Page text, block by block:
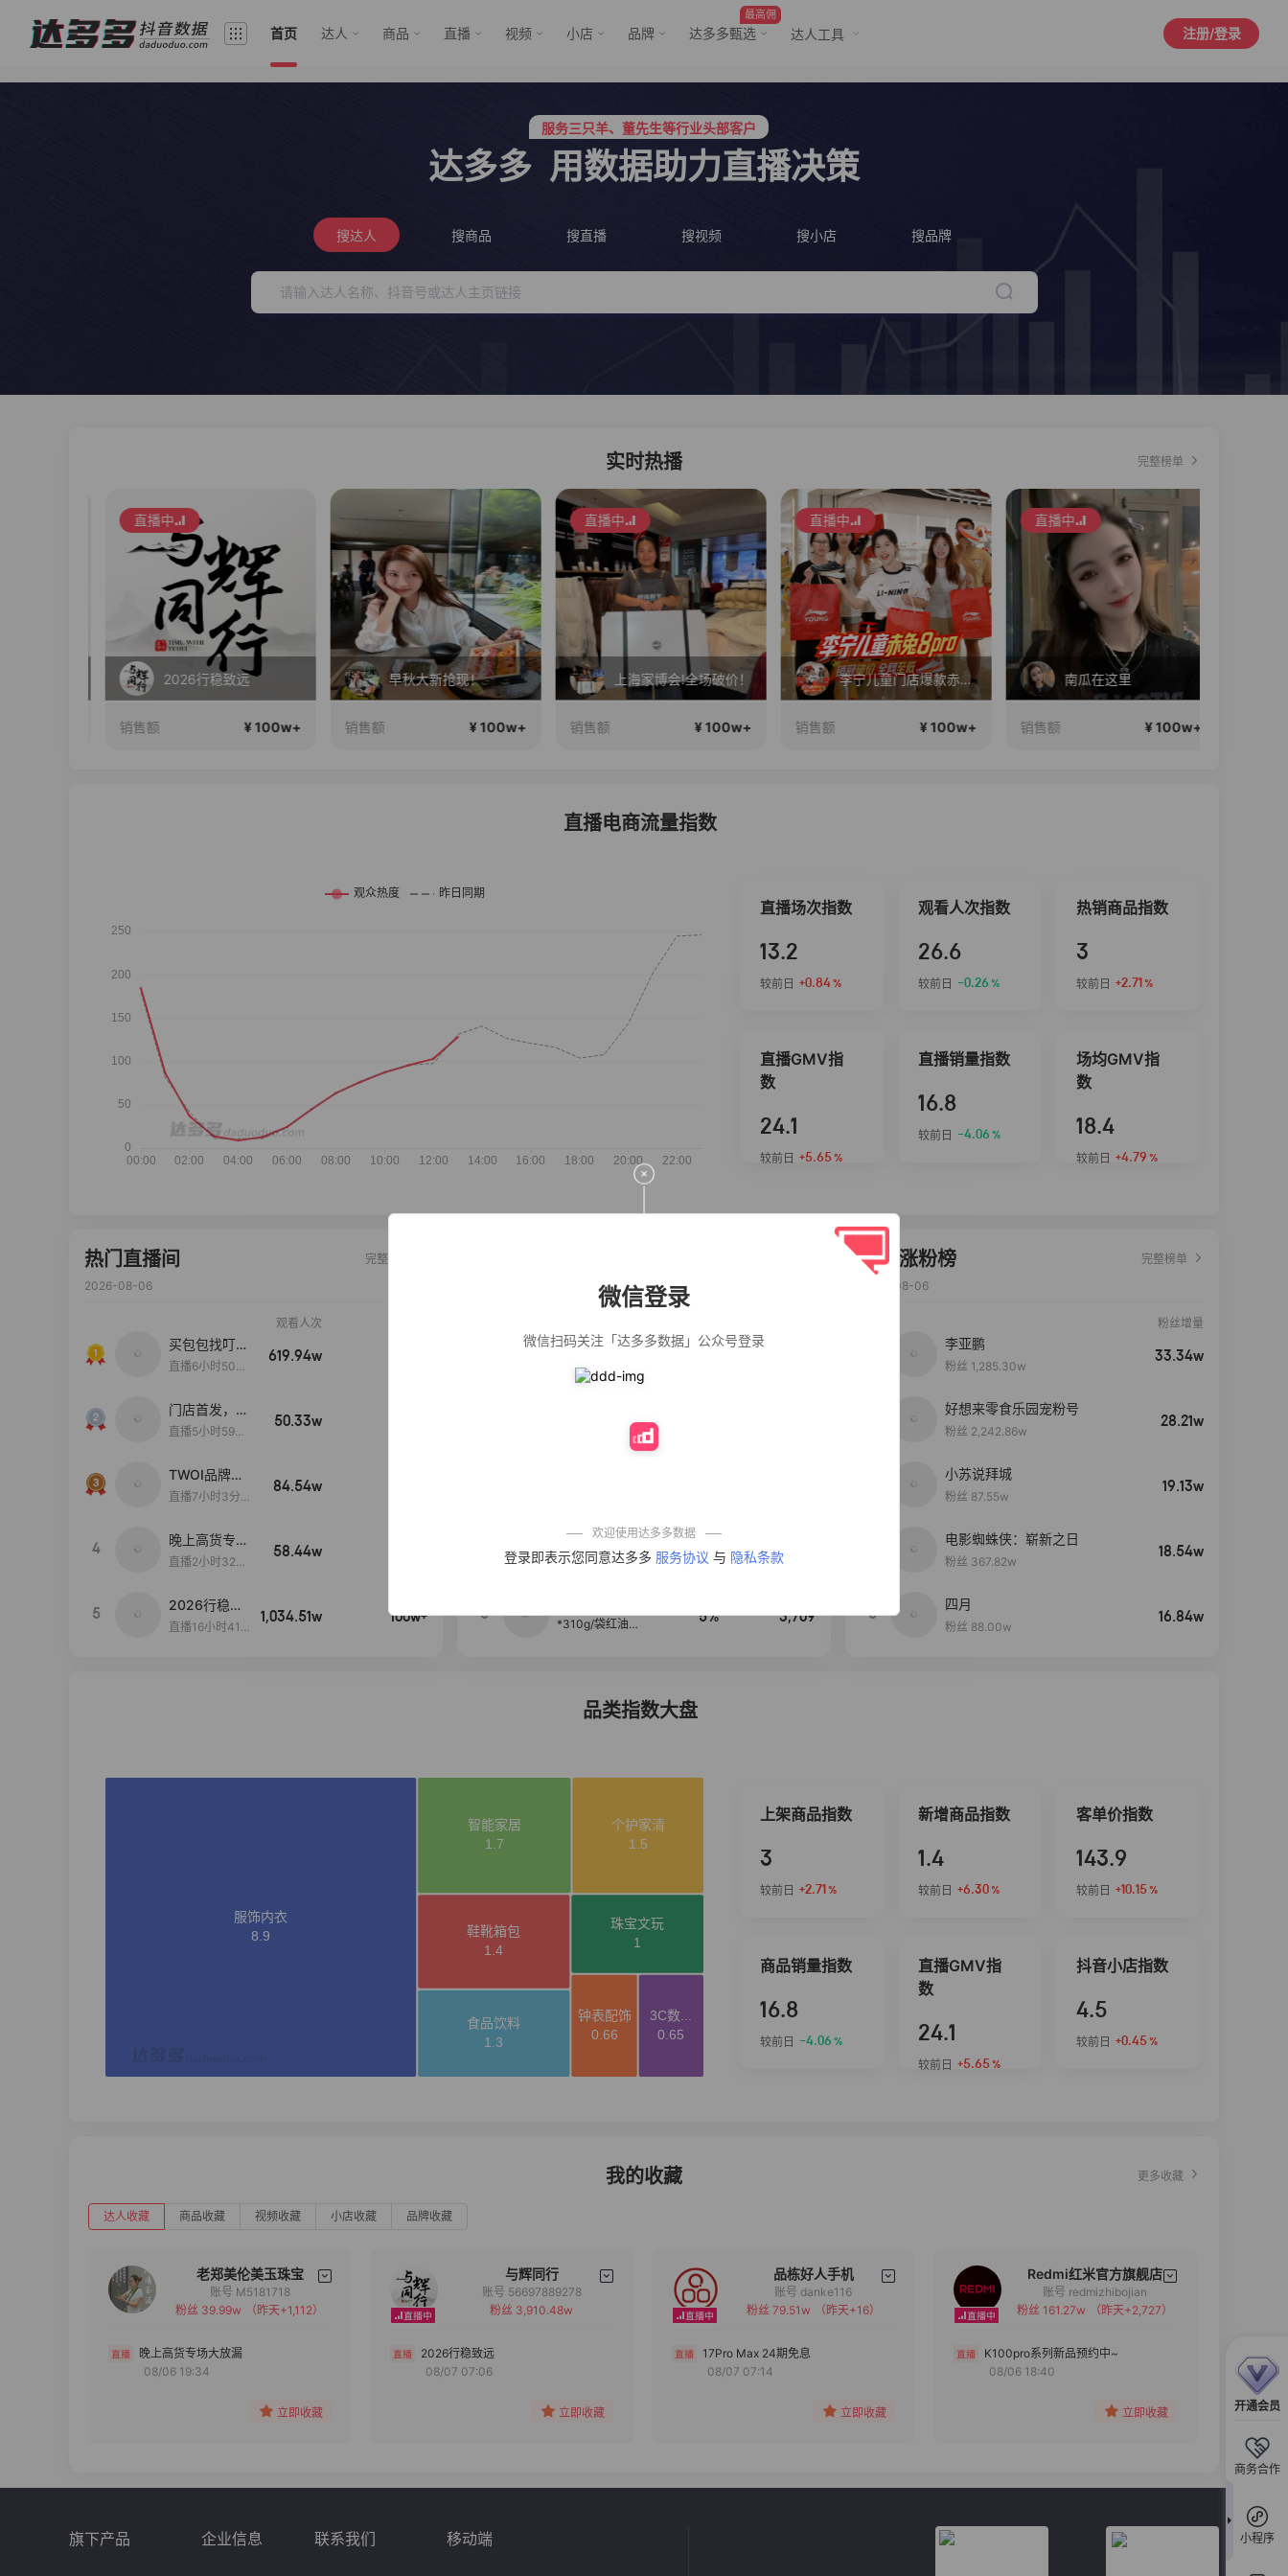
首页 达人 商品 直播 视频 小店 品牌
最高佣
达多多甄选 达人工具 注册/登录
开通会员
商务合作
小程序
微信登录
微信扫码关注「达多多数据」公众号登录
欢迎使用达多多数据
登录即表示您同意达多多 服务协议 与 隐私条款
服务三只羊、董先生等行业头部客户
行业价格屠夫，年卡会员低至798/年
服务三只羊、董先生等行业头部客户
达多多 用数据助力直播决策
搜达人 搜商品 搜直播 搜视频 搜小店 搜品牌
实时热播 完整榜单
直播中
2026行稳致远
销售额 ¥ 100w+
早秋大新抢现！
销售额 ¥ 100w+
直播中
上海家博会!全场破价！
销售额 ¥ 100w+
直播中
李宁儿童门店爆款赤兔8pro终于有货了，全网销冠刷新历史底价
销售额 ¥ 100w+
直播中
南瓜在这里
销售额 ¥ 100w+
直播电商流量指数
直播场次指数
13.2
较前日 +0.84%
观看人次指数
26.6
较前日 -0.26 %
热销商品指数
3
较前日 +2.71 %
直播GMV指
数
24.1
较前日 +5.65 %
直播销量指数
16.8
较前日 -4.06 %
场均GMV指
数
18.4
较前日 +4.79 %
热门直播间
完整榜单
2026-08-06
观看人次
买包包找叮
当,一折购！
直播6小时50分
619.94w
门店首发，秋
款大上新！！
直播5小时59分
50.33w
TWOI品牌直
播间新款上
直播7小时3分5
84.54w
4
晚上高货专场
大放漏
直播2小时32分
58.44w
5
2026行稳致
远
直播16小时41
1,034.51w 100w+
【净浮生】油污
重油污去油王污
衣粉轻松搓洗去
污渍除菌除螨3倍
免煮开袋即食劲
艾草抽绳式免撕
垃圾袋大号特厚
50% 4,154
5
*310g/袋红油麻
5% 3,709
达人涨粉榜
完整榜单
2026-08-06
粉丝增量
李亚鹏
粉丝 1,285.30w
33.34w
好想来零食乐园宠粉号
粉丝 2,242.86w
28.21w
小苏说拜城
粉丝 87.55w
19.13w
电影蜘蛛侠：崭新之日
粉丝 367.82w
18.54w
5
四月
粉丝 88.00w
16.84w
品类指数大盘
上架商品指数
3
较前日 +2.71 %
新增商品指数
1.4
较前日 +6.30%
客单价指数
143.9
较前日 +10.15 %
商品销量指数
16.8
较前日 -4.06 %
直播GMV指
数
24.1
较前日 +5.65 %
抖音小店指数
4.5
较前日 +0.45 %
我的收藏 更多收藏
达人收藏 商品收藏 视频收藏 小店收藏 品牌收藏
老郑美伦美玉珠宝
备注
分组
账号 M5181718
粉丝 39.99w
（昨天+1,112）
晚上高货专场大放漏
08/06 19:34
立即收藏
与辉同行
备注
账号 56697889278
粉丝 3,910.48w
2026行稳致远
08/07 07:06
立即收藏
品栋好人手机
备注
分组
账号 danke116
粉丝 79.51w
（昨天+16）
17Pro Max 24期免息
08/07 07:14
立即收藏
Redmi红米官方旗舰店
备注
分组
账号 redmizhibojian
粉丝 161.27w
（昨天+2,727）
K100pro系列新品预约中~
08/06 18:40
立即收藏
旗下产品 企业信息 联系我们 移动端